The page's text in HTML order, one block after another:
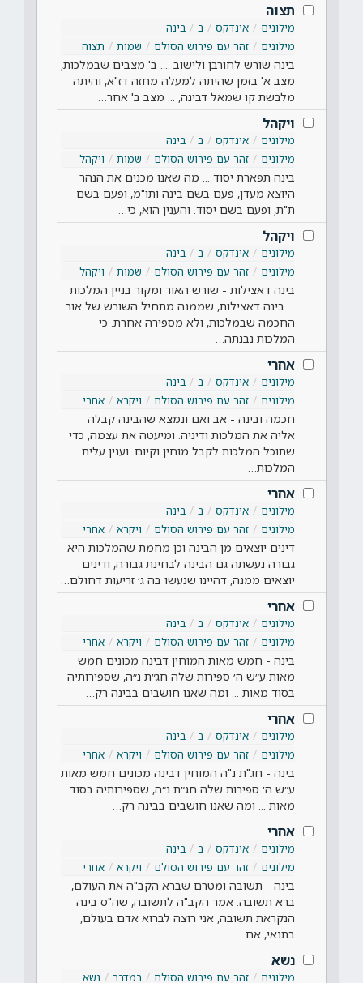
תצוה
מילונים אינדקס ב
בינה
מילונים
זהר עם פירוש הסולם שמות תצוה
בינה שורש לחורבן ולישוב .... ב' מצבים שבמלכות,
מצב א' בזמן שהיתה למעלה מחזה דז"א, והיתה
מלבשת קו שמאל דבינה, ... מצב ב' אחר…
ויקהל
מילונים אינדקס ב
בינה
מילונים
זהר עם פירוש הסולם שמות ויקהל
בינה תפארת יסוד ... מה שאנו מכנים את הנהר
היוצא מעדן, פעם בשם בינה ותו"מ, ופעם בשם
ת"ת, ופעם בשם יסוד. והענין הוא, כי…
ויקהל
מילונים אינדקס ב
בינה
מילונים
זהר עם פירוש הסולם שמות ויקהל
בינה דאצילות - שורש האור ומקור בניין המלכות
... בינה דאצילות, שממנה מתחיל השורש של אור
החכמה שבמלכות, ולא מספירה אחרת. כי
המלכות נבנתה…
אחרי
מילונים אינדקס ב
בינה
מילונים
זהר עם פירוש הסולם ויקרא אחרי
חכמה ובינה - אב ואם ונמצא שהבינה קבלה
אליה את המלכות ודיניה. ומיעטה את עצמה, כדי
שתוכל המלכות לקבל מוחין וקיום. וענין עלית
המלכות…
אחרי
מילונים אינדקס ב
בינה
מילונים
זהר עם פירוש הסולם ויקרא אחרי
דינים יוצאים מן הבינה וכן מחמת שהמלכות היא
גבורה נעשתה גם הבינה לבחינת גבורה, ודינים
יוצאים ממנה, דהיינו שנעשו בה ג׳ זריעות דחולם…
אחרי
מילונים אינדקס ב
בינה
מילונים
זהר עם פירוש הסולם ויקרא אחרי
בינה - חמש מאות המוחין דבינה מכונים חמש
מאות ע״ש ה׳ ספירות שלה חג״ת נ״ה, שספירותיה
בסוד מאות ... ומה שאנו חושבים בבינה רק…
אחרי
מילונים אינדקס ב
בינה
מילונים
זהר עם פירוש הסולם ויקרא אחרי
בינה - חג"ת נ"ה המוחין דבינה מכונים חמש מאות
ע״ש ה׳ ספירות שלה חג״ת נ״ה, שספירותיה בסוד
מאות ... ומה שאנו חושבים בבינה רק…
אחרי
מילונים אינדקס ב
בינה
מילונים
זהר עם פירוש הסולם ויקרא אחרי
בינה - תשובה ומטרם שברא הקב"ה את העולם,
ברא תשובה. אמר הקב"ה לתשובה, שה"ס בינה
הנקראת תשובה, אני רוצה לברוא אדם בעולם,
בתנאי, אם…
נשא
מילונים זהר עם פירוש הסולם במדבר נשא